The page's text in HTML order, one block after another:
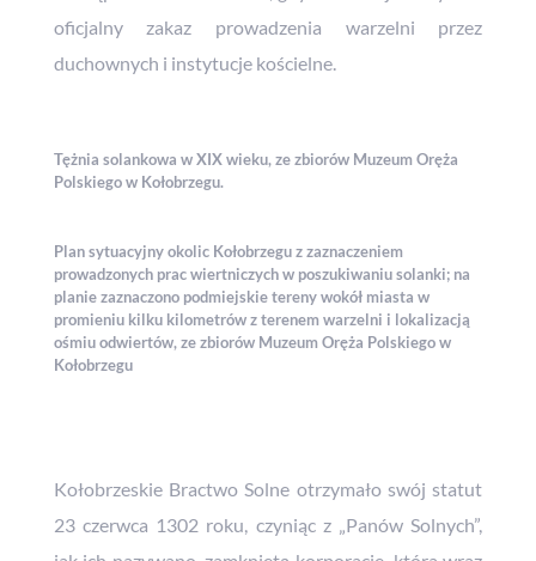
oficjalny zakaz prowadzenia warzelni przez
duchownych i instytucje kościelne.
Tężnia solankowa w XIX wieku, ze zbiorów Muzeum Oręża
Polskiego w Kołobrzegu.
Plan sytuacyjny okolic Kołobrzegu z zaznaczeniem
prowadzonych prac wiertniczych w poszukiwaniu solanki; na
planie zaznaczono podmiejskie tereny wokół miasta w
promieniu kilku kilometrów z terenem warzelni i lokalizacją
ośmiu odwiertów, ze zbiorów Muzeum Oręża Polskiego w
Kołobrzegu
Kołobrzeskie Bractwo Solne otrzymało swój statut
23 czerwca 1302 roku, czyniąc z „Panów Solnych”,